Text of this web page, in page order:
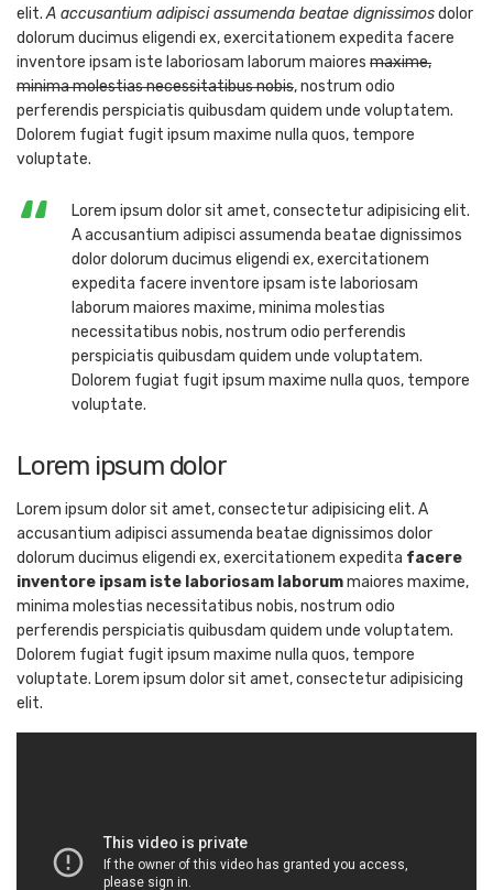
elit.A accusantium adipisci assumenda beatae dignissimosdolor
dolorum ducimus eligendi ex, exercitationem expedita facere
inventore ipsam iste laboriosam laborum maiores maxime,
minima molestias necessitatibus nobis, nostrum odio
perferendis perspiciatis quibusdam quidem unde voluptatem.
Dolorem fugiat fugit ipsum maxime nulla quos, tempore
voluptate.
Lorem ipsum dolor sit amet, consectetur adipisicing elit.
A accusantium adipisci assumenda beatae dignissimos
dolor dolorum ducimus eligendi ex, exercitationem
expedita facere inventore ipsam iste laboriosam
laborum maiores maxime, minima molestias
necessitatibus nobis, nostrum odio perferendis
perspiciatis quibusdam quidem unde voluptatem.
Dolorem fugiat fugit ipsum maxime nulla quos, tempore
voluptate.
Lorem ipsum dolor
Lorem ipsum dolor sit amet, consectetur adipisicing elit. A
accusantium adipisci assumenda beatae dignissimos dolor
dolorum ducimus eligendi ex, exercitationem expedita facere
inventore ipsam iste laboriosam laborummaiores maxime,
minima molestias necessitatibus nobis, nostrum odio
perferendis perspiciatis quibusdam quidem unde voluptatem.
Dolorem fugiat fugit ipsum maxime nulla quos, tempore
voluptate. Lorem ipsum dolor sit amet, consectetur adipisicing
elit.